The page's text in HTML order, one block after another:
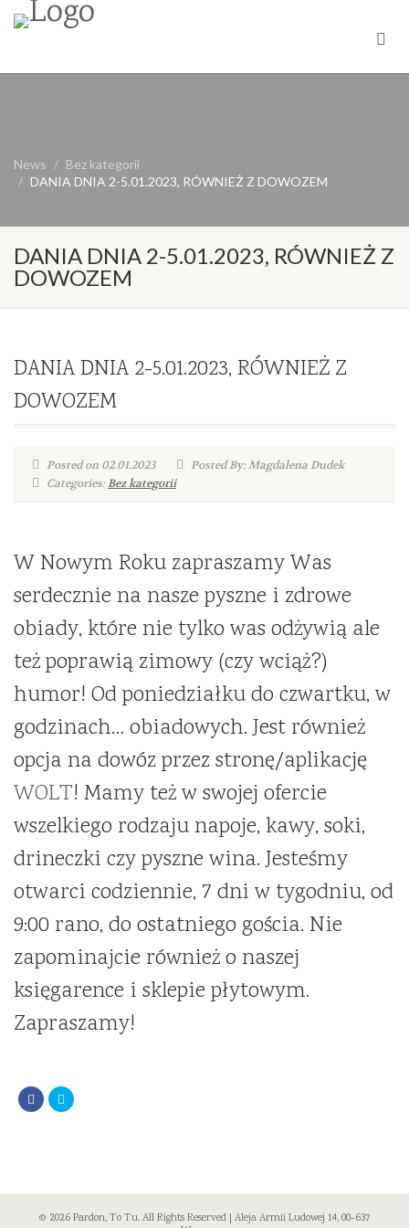
News
Bez kategorii
DANIA DNIA 2-5.01.2023, RÓWNIEŻ Z DOWOZEM
DANIA DNIA 2-5.01.2023, RÓWNIEŻ Z
DOWOZEM
DANIA DNIA 2-5.01.2023, RÓWNIEŻ Z
DOWOZEM
Posted on 02.01.2023
Posted By: Magdalena Dudek
Categories:Bez kategorii
W Nowym Roku zapraszamy Was
serdecznie na nasze pyszne i zdrowe
obiady, które nie tylko was odżywią ale
też poprawią zimowy (czy wciąż?)
humor! Od poniedziałku do czwartku, w
godzinach… obiadowych. Jest również
opcja na dowóz przez stronę/aplikację
WOLT! Mamy też w swojej ofercie
wszelkiego rodzaju napoje, kawy, soki,
drineczki czy pyszne wina. Jesteśmy
otwarci codziennie, 7 dni w tygodniu, od
9:00 rano, do ostatniego gościa. Nie
zapominajcie również o naszej
księgarence i sklepie płytowym.
Zapraszamy!
© 2026 Pardon, To Tu. All Rights Reserved | Aleja Armii Ludowej 14, 00-637